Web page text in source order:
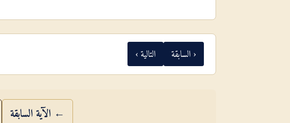
‹ السابقة التالية ›
← الآية السابقة